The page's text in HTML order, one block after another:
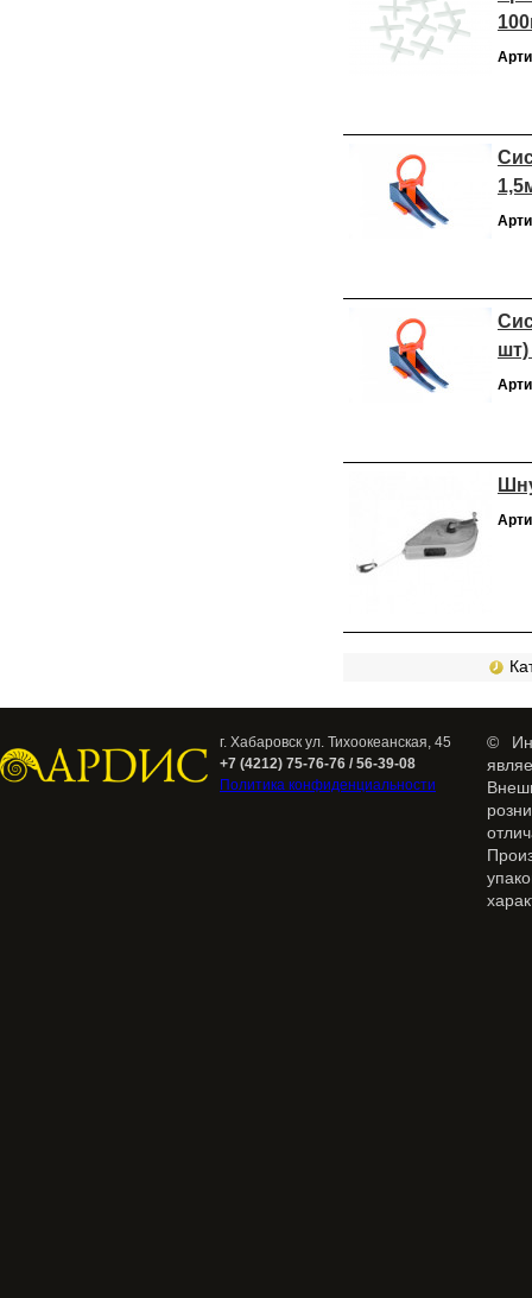
шт)
г. Хабаровск ул. Тихоокеанская, 45
+7 (4212) 75-76-76 / 56-39-08
Политика конфиденциальности
©